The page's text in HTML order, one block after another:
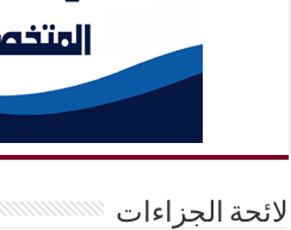
لائحة الجزاءات